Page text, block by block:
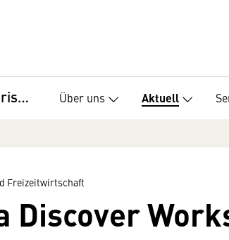
Sparte Tourismus und Freizeitwirtschaft Über uns Aktuell
Freizeitwirtschaft
Discover